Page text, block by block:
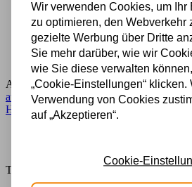
500 m2 großes Lampengeschäft in
Experten für Lampen seit 70 Jahren
Kostenloser Versand in
Kostenlose Lichtquellen inklusive
Sichere Zahlung im Anschluss mit
Artikelnummer:9201_97 Kategorie:
aus Buntglas,Lampe,Medium Ø26cm -
Hängelampe
Tiffany Pendelleuchte Dragonfly 40 /97
Wir verwenden Cookies, um Ihr
zu optimieren, den Webverkehr
gezielte Werbung über Dritte
Sie mehr darüber, wie wir
wie Sie diese verwalten
„Cookie-Einstellungen“ klicken.
Verwendung von Cookies
auf „Akzeptieren“.
Cookie-